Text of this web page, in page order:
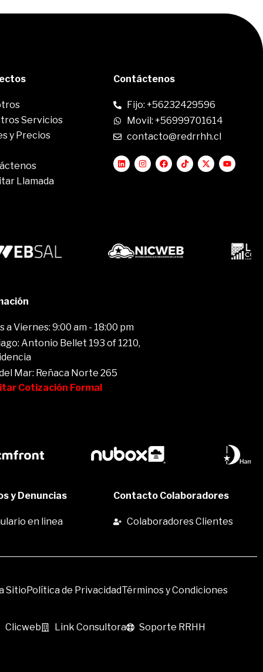
Servicios
y Precios
Llamada
Contáctenos
Fijo: +56232429596
Movil: +56999701614
contacto@redrrhh.cl
a Viernes: 9:00 am - 18:00 pm
Antonio Bellet 193 of 1210,
Mar: Reñaca Norte 265
Cotización Formal
y Denuncias
en linea
Contacto Colaboradores
Colaboradores Clientes
SitioPolítica de PrivacidadTérminos y Condiciones
Clicweb Link Consultora Soporte RRHH